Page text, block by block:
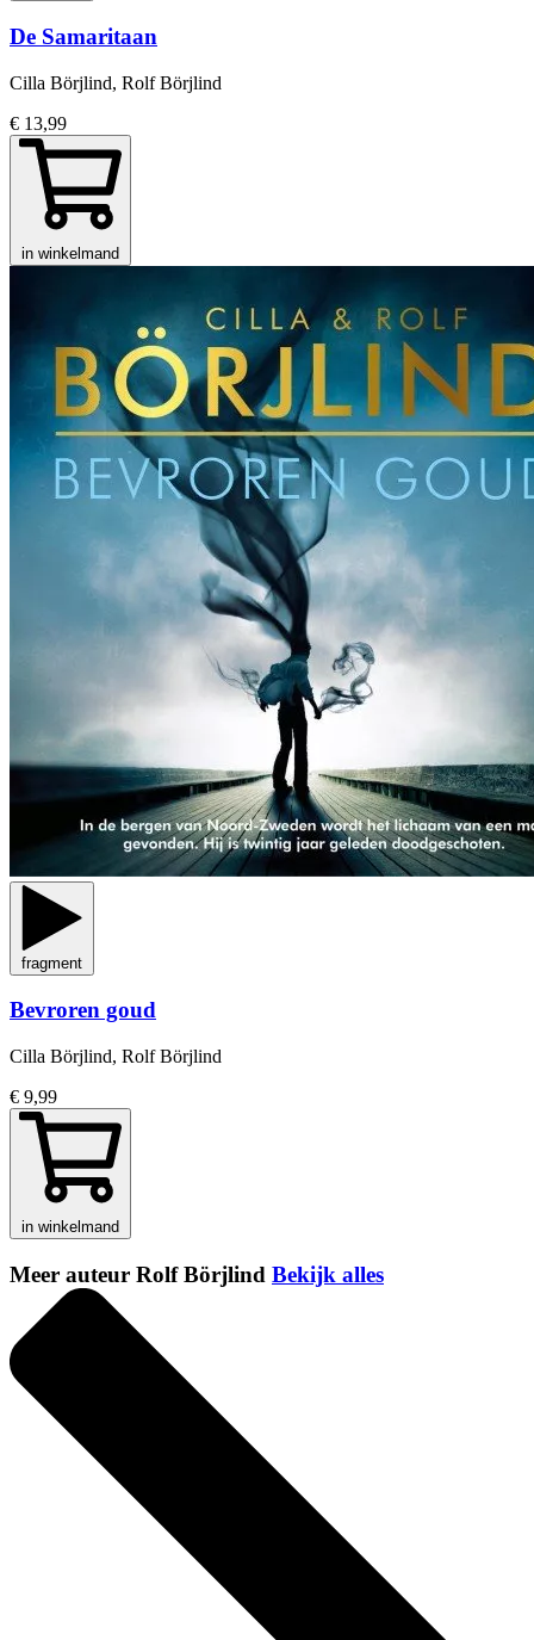
De Samaritaan
Cilla Börjlind, Rolf Börjlind
€ 13,99
in winkelmand
fragment
Bevroren goud
Cilla Börjlind, Rolf Börjlind
€ 9,99
in winkelmand
Meer auteur Rolf Börjlind Bekijk alles